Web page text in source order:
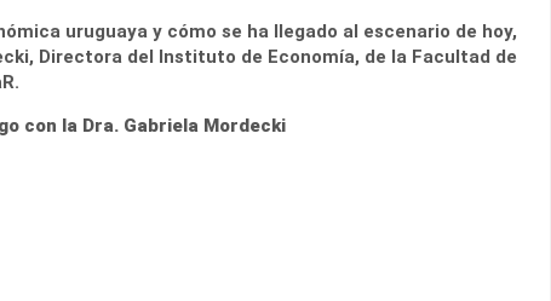
uruguaya y cómo se ha llegado al escenario de hoy,
‎Directora del Instituto de Economía, de la Facultad de
con la Dra. Gabriela Mordecki